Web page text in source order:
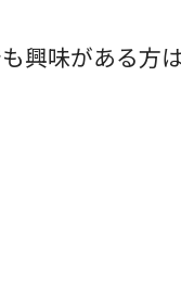
興味がある方